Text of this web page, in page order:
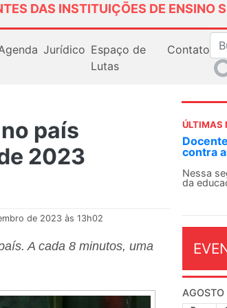
DAS INSTITUIÇÕES DE ENSINO
Jurídico Espaço de
Lutas
Contato
país
2023
de 2023 às 13h02
A cada 8 minutos, uma
ÚLTIMAS
13 de
O